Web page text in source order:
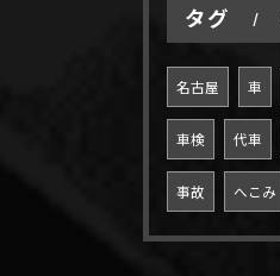
タグ
名古屋 車
車検 代車
事故 へこみ